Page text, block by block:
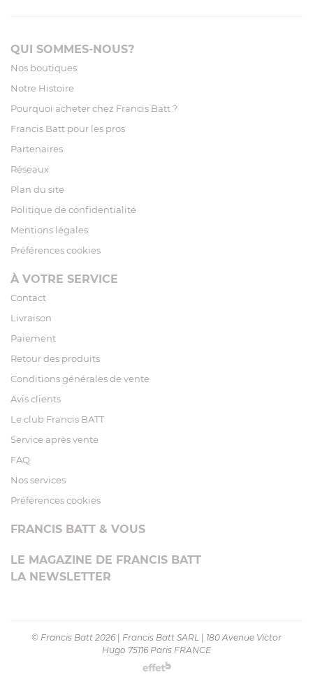
QUI SOMMES-NOUS?
Nos boutiques
Notre Histoire
Pourquoi acheter chez Francis Batt ?
Francis Batt pour les pros
Partenaires
Réseaux
Plan du site
Politique de confidentialité
Mentions légales
Préférences cookies
À VOTRE SERVICE
Contact
Livraison
Paiement
Retour des produits
Conditions générales de vente
Avis clients
Le club Francis BATT
Service après vente
FAQ
Nos services
Préférences cookies
FRANCIS BATT & VOUS
LE MAGAZINE DE FRANCIS BATT
LA NEWSLETTER
© Francis Batt 2026 Francis Batt SARL
180 Avenue Victor
Hugo 75116 Paris FRANCE